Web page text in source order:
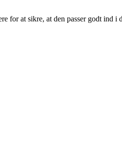
for at sikre, at den passer godt ind i